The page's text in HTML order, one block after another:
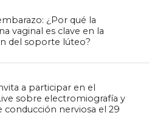
¿Por qué la
vaginal es clave en la
del soporte lúteo?
a participar en el
sobre electromiografía y
conducción nerviosa el 29